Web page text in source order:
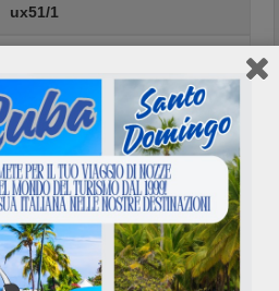
ux51/1
Marti ore 21.35
09/2026
- Andata e Ritorno
richiesta €
Info